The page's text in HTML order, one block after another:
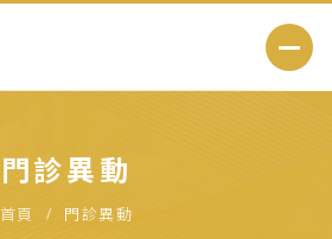
門診異動
首頁 門診異動